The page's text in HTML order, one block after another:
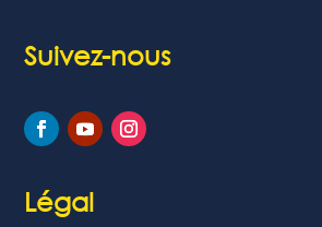
Suivez-nous
Légal